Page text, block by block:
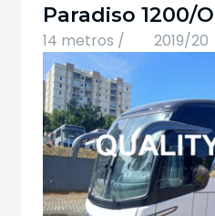
Paradiso 1200/
14 metros / 2019/20